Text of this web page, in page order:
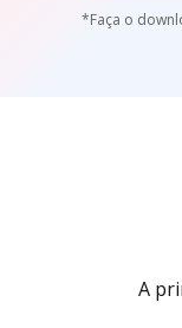
*Faça o
A